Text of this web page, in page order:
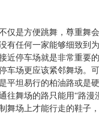
仅是方便跳舞，尊重舞
有任何一家能够细致到
近停车场就是非常重要
车场更应该紧邻舞场。
平坦易行的柏油路或是
往舞场的路只能用“路漫
舞场上才能行走的鞋子